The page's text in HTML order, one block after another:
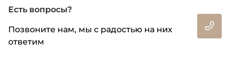
Есть вопросы?
Позвоните нам, мы с радостью на них
ответим